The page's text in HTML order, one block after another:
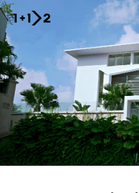
Nhảy đến nội dung